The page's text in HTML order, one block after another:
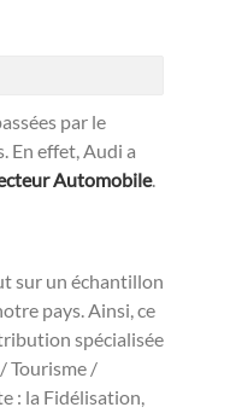
par le
En effet, Audi a
Automobile.
sur un échantillon
pays. Ainsi, ce
spécialisée
Tourisme /
: la Fidélisation,